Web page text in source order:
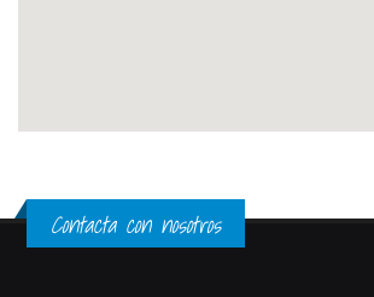
Contacta con nosotros